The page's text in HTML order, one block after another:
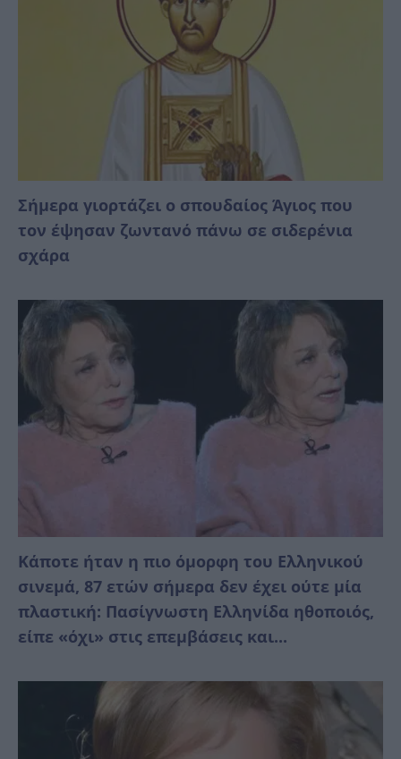
Σήμερα γιορτάζει ο σπουδαίος Άγιος που
τον έψησαν ζωντανό πάνω σε σιδερένια
σχάρα
Κάποτε ήταν η πιο όμορφη του Ελληνικού
σινεμά, 87 ετών σήμερα δεν έχει ούτε μία
πλαστική: Πασίγνωστη Ελληνίδα ηθοποιός,
είπε «όχι» στις επεμβάσεις και...